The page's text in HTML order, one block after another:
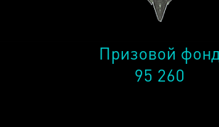
Призовой
95 260